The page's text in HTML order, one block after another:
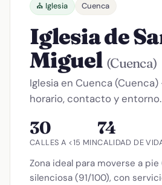
⛪ Iglesia Cuenca
Iglesia de
Miguel (Cuenca)
Iglesia en Cuenca
horario, contacto y entorno.
30
CALLES A <15 MIN
74
CALIDAD DE
Zona ideal para moverse a pie
silenciosa (91/100), con